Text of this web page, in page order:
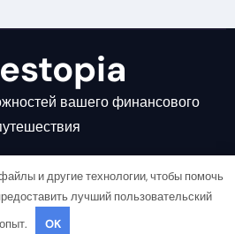
вашего финансового
|
и другие технологии, чтобы помочь
лучший пользовательский
опыт.
OK